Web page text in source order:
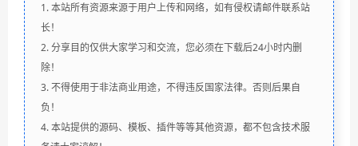
1. 本站所有资源来源于用户上传和网络，如有侵权请邮件联系站
长！
2. 分享目的仅供大家学习和交流，您必须在下载后24小时内删
除！
3. 不得使用于非法商业用途，不得违反国家法律。否则后果自
负！
4. 本站提供的源码、模板、插件等等其他资源，都不包含技术服